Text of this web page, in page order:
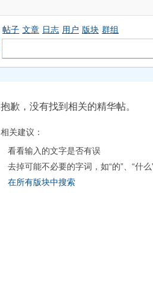
帖子 文章 日志 用户 版块 群组
抱歉，没有找到相关的精华帖。
相关建议：
看看输入的文字是否有误
去掉可能不必要的字词，如“的”、“什么
在所有版块中搜索